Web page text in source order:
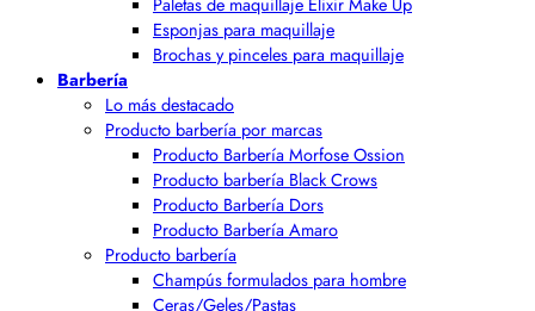
Esponjas para maquillaje
Brochas y pinceles para maquillaje
Barbería
Lo más destacado
Producto barbería por marcas
Producto Barbería Morfose Ossion
Producto barbería Black Crows
Producto Barbería Dors
Producto Barbería Amaro
Producto barbería
Champús formulados para hombre
Ceras/Geles/Pastas